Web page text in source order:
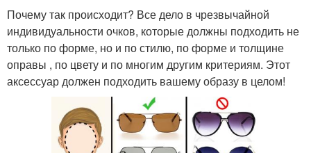
Почему так происходит? Все дело в чрезвычайной
индивидуальности очков, которые должны подходить не
только по форме, но и по стилю, по форме и толщине
оправы , по цвету и по многим другим критериям. Этот
аксессуар должен подходить вашему образу в целом!